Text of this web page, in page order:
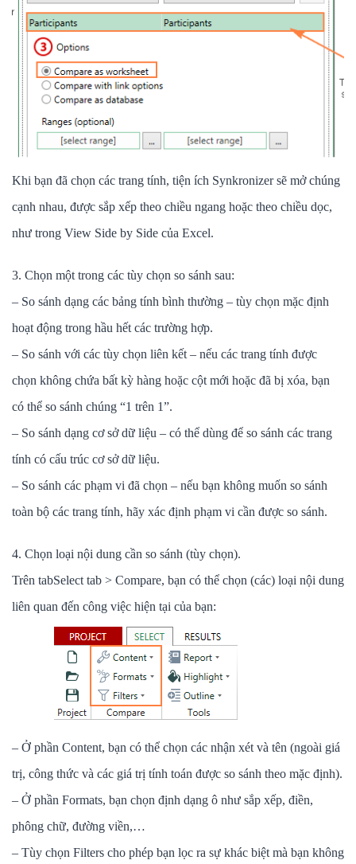
Khi bạn đã chọn các trang tính, tiện ích Synkronizer sẽ mở chúng
cạnh nhau, được sắp xếp theo chiều ngang hoặc theo chiều dọc,
như trong View Side by Side của Excel.
3. Chọn một trong các tùy chọn so sánh sau:
– So sánh dạng các bảng tính bình thường – tùy chọn mặc định
hoạt động trong hầu hết các trường hợp.
– So sánh với các tùy chọn liên kết – nếu các trang tính được
chọn không chứa bất kỳ hàng hoặc cột mới hoặc đã bị xóa, bạn
có thể so sánh chúng “1 trên 1”.
– So sánh dạng cơ sở dữ liệu – có thể dùng để so sánh các trang
tính có cấu trúc cơ sở dữ liệu.
– So sánh các phạm vi đã chọn – nếu bạn không muốn so sánh
toàn bộ các trang tính, hãy xác định phạm vi cần được so sánh.
4. Chọn loại nội dung cần so sánh (tùy chọn).
Trên tabSelect tab > Compare, bạn có thể chọn (các) loại nội dung
liên quan đến công việc hiện tại của bạn:
– Ở phần Content, bạn có thể chọn các nhận xét và tên (ngoài giá
trị, công thức và các giá trị tính toán được so sánh theo mặc định).
– Ở phần Formats, bạn chọn định dạng ô như sắp xếp, điền,
phông chữ, đường viền,…
– Tùy chọn Filters cho phép bạn lọc ra sự khác biệt mà bạn không